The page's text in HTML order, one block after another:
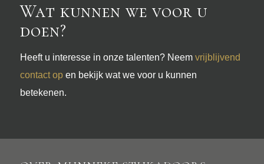
Wat kunnen we voor u
doen?
Heeft u interesse in onze talenten? Neem vrijblijvend
contact open bekijk wat we voor u kunnen
betekenen.